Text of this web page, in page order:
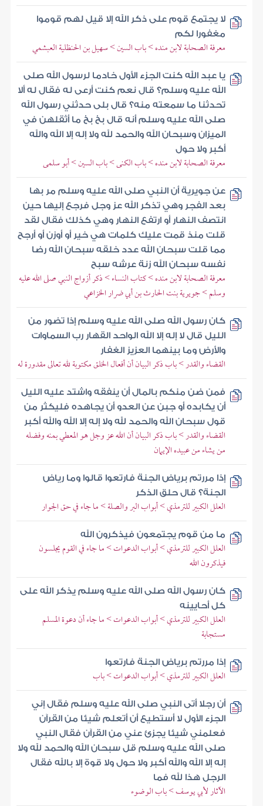
لا يجتمع قوم على ذكر الله إلا قيل لهم قوموا
مغفورا لكم
معرفة الصحابة لابن منده > باب السين > سهيل بن الحنظلية العبشمي
يا عبد الله كنت الجزء الأول خادما لرسول الله صلى
الله عليه وسلم؟ قال نعم كنت أرعى له فقال له ألا
تحدثنا ما سمعته منه؟ قال بلى حدثني رسول الله
صلى الله عليه وسلم أنه قال بخ بخ ما أثقلهن في
الميزان وسبحان الله والحمد لله ولا إله إلا الله والله
أكبر ولا حول
معرفة الصحابة لابن منده > باب الكنى > باب السين > أبو سلمى
عن جويرية أن النبي صلى الله عليه وسلم مر بها
بعد الفجر وهي تذكر الله عز وجل فرجع إليها حين
انتصف النهار أو ارتفع النهار وهي كذلك فقال لقد
قلت منذ قمت عليك كلمات هي خير أو أوزن أو أرجح
مما قلت سبحان الله عدد خلقه سبحان الله رضا
نفسه سبحان الله زنة عرشه سبح
معرفة الصحابة لابن منده > كتاب النساء > ذكر أزواج النبي صلى الله عليه
وسلم > جويرية بنت الحارث بن أبي ضرار الخزاعي
كان رسول الله صلى الله عليه وسلم إذا تضور من
الليل قال لا إله إلا الله الواحد القهار رب السماوات
والأرض وما بينهما العزيز الغفار
القضاء والقدر > باب ذكر البيان أن أفعال الخلق مكتوبة لله تعالى مقدورة له
فمن ضن منكم بالمال أن ينفقه واشتد عليه الليل
أن يكابده أو جبن عن العدو أن يجاهده فليكثر من
قول سبحان الله والحمد لله ولا إله إلا الله والله أكبر
القضاء والقدر > باب ذكر البيان أن الله عز وجل هو المعطي بمنه وفضله
من يشاء من عبيده الإيمان
إذا مررتم برياض الجنة فارتعوا قالوا وما رياض
الجنة؟ قال حلق الذكر
العلل الكبير للترمذي > أبواب البر والصلة > ما جاء في حق الجوار
ما من قوم يجتمعون فيذكرون الله
العلل الكبير للترمذي > أبواب الدعوات > ما جاء في القوم يجلسون
فيذكرون الله
كان رسول الله صلى الله عليه وسلم يذكر الله على
كل أحايينه
العلل الكبير للترمذي > أبواب الدعوات > ما جاء أن دعوة المسلم
مستجابة
إذا مررتم برياض الجنة فارتعوا
العلل الكبير للترمذي > أبواب الدعوات > باب
أن رجلا أتى النبي صلى الله عليه وسلم فقال إني
الجزء الأول لا أستطيع أن أتعلم شيئا من القرآن
فعلمني شيئا يجزئ عني من القرآن فقال النبي
صلى الله عليه وسلم قل سبحان الله والحمد لله ولا
إله إلا الله والله أكبر ولا حول ولا قوة إلا بالله فقال
الرجل هذا لله فما
الآثار لأبي يوسف > باب الوضوء